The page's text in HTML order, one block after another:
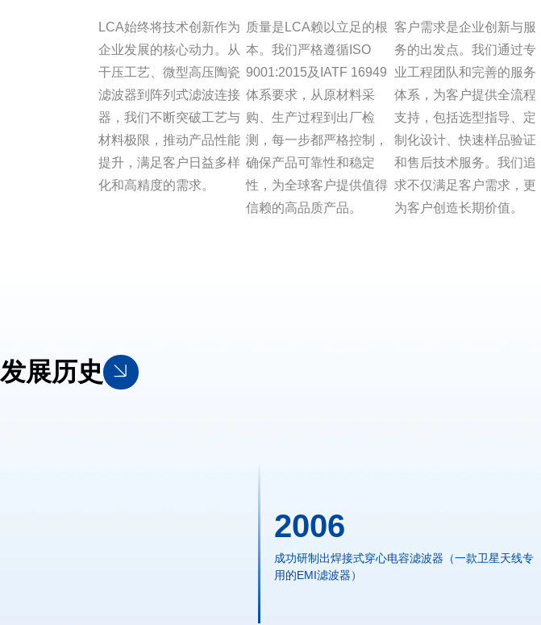
LCA始终将技术创新作为
企业发展的核心动力。从
干压工艺、微型高压陶瓷
滤波器到阵列式滤波连接
器，我们不断突破工艺与
材料极限，推动产品性能
提升，满足客户日益多样
化和高精度的需求。
质量是LCA赖以立足的根
本。我们严格遵循ISO
9001:2015及IATF 16949
体系要求，从原材料采
购、生产过程到出厂检
测，每一步都严格控制，
确保产品可靠性和稳定
性，为全球客户提供值得
信赖的高品质产品。
客户需求是企业创新与服
务的出发点。我们通过专
业工程团队和完善的服务
体系，为客户提供全流程
支持，包括选型指导、定
制化设计、快速样品验证
和售后技术服务。我们追
求不仅满足客户需求，更
为客户创造长期价值。
发展历史
2006
成功研制出焊接式穿心电容滤波器（一款卫星天线专
用的EMI滤波器）